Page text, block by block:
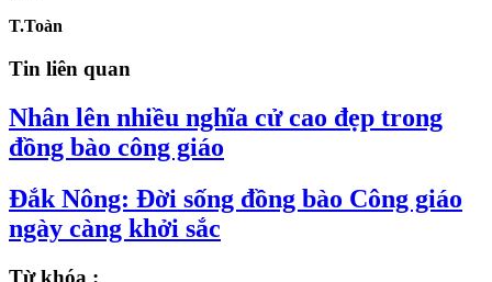
T.Toàn
Tin liên quan
Nhân lên nhiều nghĩa cử cao đẹp trong
đồng bào công giáo
Đắk Nông: Đời sống đồng bào Công giáo
ngày càng khởi sắc
Từ khóa :